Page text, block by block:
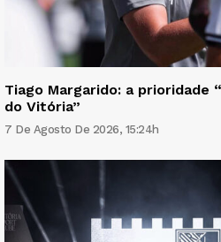
Tiago Margarido: a prioridade
do Vitória”
7 De Agosto De 2026, 15:24h